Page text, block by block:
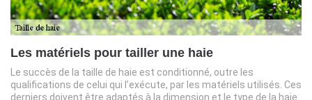
Les matériels pour tailler une haie
Le succès de la taille de haie est conditionné, outre les
qualifications de celui qui l’exécute, par les matériels utilisés. Ces
derniers doivent être adaptés à la dimension et le type de la haie.